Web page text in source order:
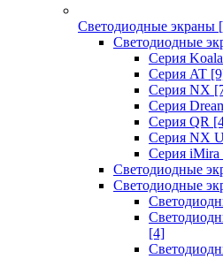
Светодиодные экраны
Светодиодные
Cерия Koala
Серия AT
Серия NX
Серия
Серия QR
Серия NX
Серия iMira
Светодиодные
Светодиодные
[4]